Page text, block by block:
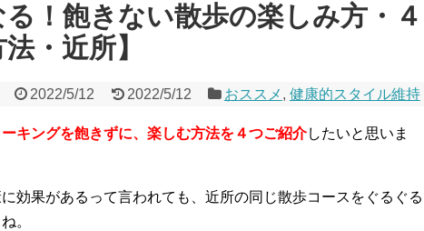
！飽きない散歩の楽しみ方・４
・近所】
2022/5/12 2022/5/12 おススメ , 健康的スタイル維持
キングを飽きずに、楽しむ方法を４つご紹介したいと思いま
効果があるって言われても、近所の同じ散歩コースをぐるぐる
。